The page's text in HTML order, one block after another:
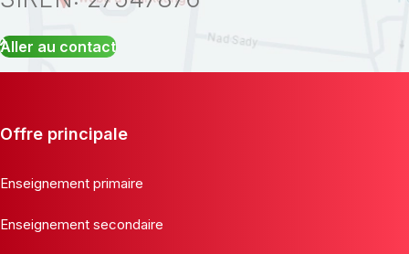
Aller au contact
Offre principale
Enseignement primaire
Enseignement secondaire